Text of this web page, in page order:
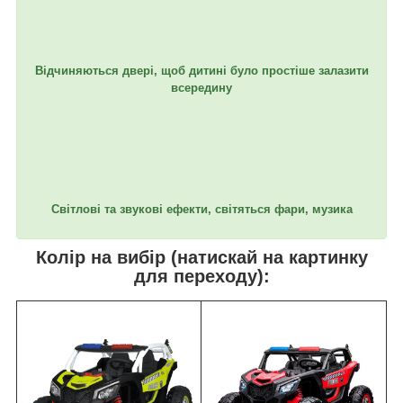
Відчиняються двері, щоб дитині було простіше залазити
всередину
Світлові та звукові ефекти, світяться фари, музика
Колір на вибір (натискай на картинку
для переходу):